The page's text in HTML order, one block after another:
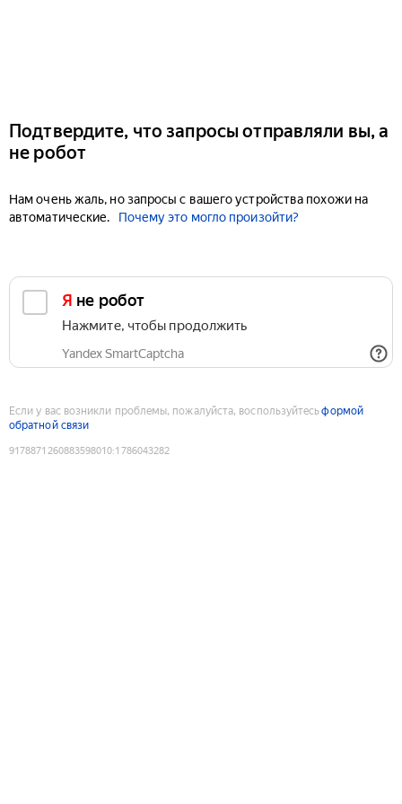
Подтвердите, что запросы отправляли вы, а
не робот
Нам очень жаль, но запросы с вашего устройства похожи на
автоматические.
Почему это могло произойти?
Я не робот
Нажмите, чтобы продолжить
Yandex SmartCaptcha
Если у вас возникли проблемы, пожалуйста, воспользуйтесьформой
обратной связи
9178871260883598010:1786043282